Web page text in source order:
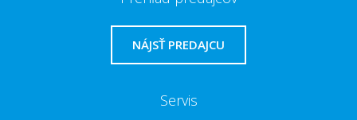
NÁJSŤ PREDAJCU
Servis